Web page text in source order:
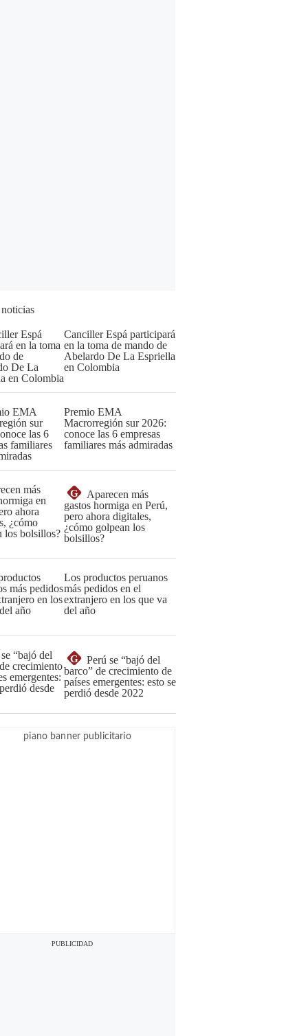
Canciller Espá participará
en la toma de mando de
Abelardo De La Espriella
en Colombia
Premio EMA
Macrorregión sur 2026:
conoce las 6 empresas
familiares más admiradas
G
Aparecen más
gastos hormiga en Perú,
pero ahora digitales,
¿cómo golpean los
bolsillos?
Los productos peruanos
más pedidos en el
extranjero en los que va
del año
G
Perú se “bajó del
barco” de crecimiento de
países emergentes: esto se
perdió desde 2022